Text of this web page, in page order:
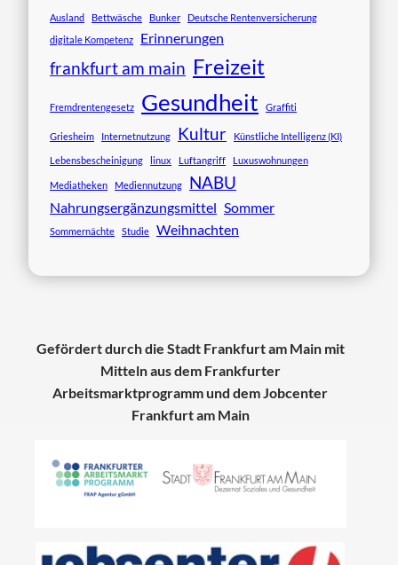
Ausland Bettwäsche Bunker
Deutsche Rentenversicherung
digitale Kompetenz
Erinnerungen
frankfurt am main Freizeit
Fremdrentengesetz Gesundheit Graffiti
Griesheim Internetnutzung Kultur Künstliche Intelligenz (KI)
Lebensbescheinigung linux Luftangriff Luxuswohnungen
Mediatheken Mediennutzung NABU
Nahrungsergänzungsmittel Sommer
Sommernächte Studie Weihnachten
Gefördert durch die Stadt Frankfurt am Main mit
Mitteln aus dem Frankfurter
Arbeitsmarktprogramm und dem Jobcenter
Frankfurt am Main